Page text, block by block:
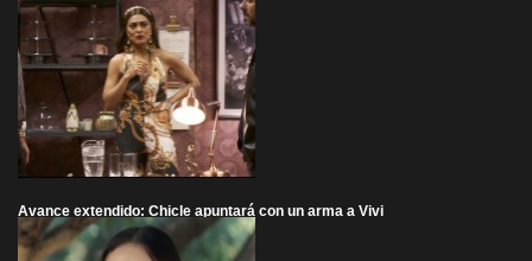
Avance extendido: Chicle apuntará con un arma a Vivi